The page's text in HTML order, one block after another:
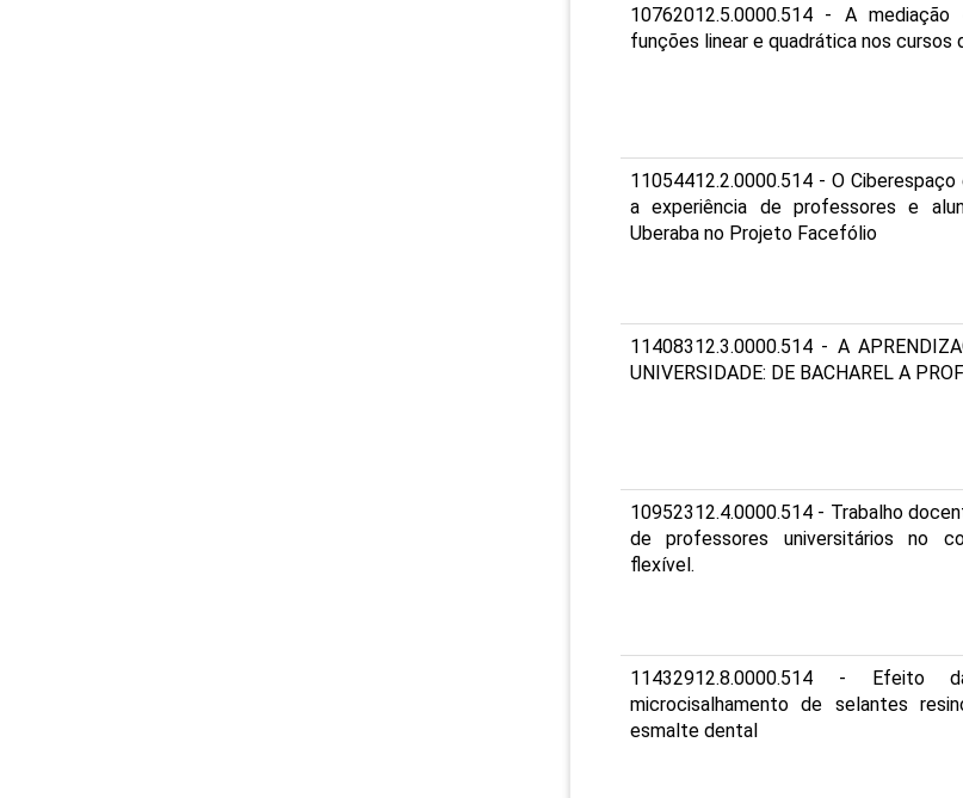
10762012.5.0000.514 - A
funções linear e quadrática nos cursos
11054412.2.0000.514 - O
a experiência de professores e
Uberaba no Projeto Facefólio
11408312.3.0000.514 - A
UNIVERSIDADE: DE BACHAREL A
10952312.4.0000.514 - Trabalho
de professores universitários no
flexível.
11432912.8.0000.514 - Efeito
microcisalhamento de selantes
esmalte dental